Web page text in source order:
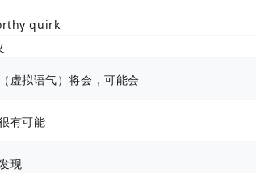
quirk
（虚拟语气）将会，可能会
有可能
现